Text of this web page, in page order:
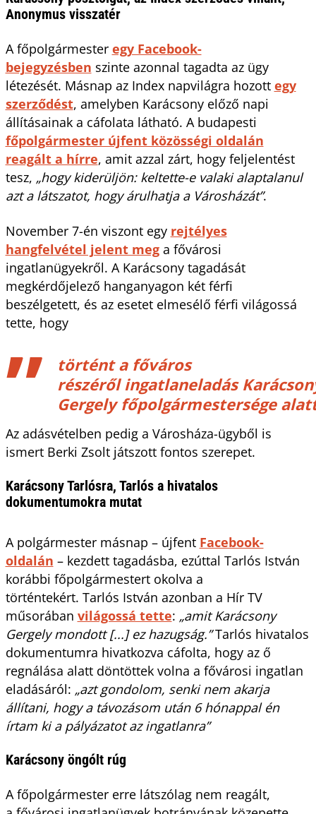
Anonymus visszatér
A főpolgármester egy Facebook-
bejegyzésben szinte azonnal tagadta az ügy
létezését. Másnap az Index napvilágra hozott egy
szerződést, amelyben Karácsony előző napi
állításainak a cáfolata látható. A budapesti
főpolgármester újfent közösségi oldalán
reagált a hírre, amit azzal zárt, hogy feljelentést
tesz, „hogy kiderüljön: keltette-e valaki alaptalanul
azt a látszatot, hogy árulhatja a Városházát”.
November 7-én viszont egy rejtélyes
hangfelvétel jelent mega fővárosi
ingatlanügyekről. A Karácsony tagadását
megkérdőjelező hanganyagon két férfi
beszélgetett, és az esetet elmesélő férfi világossá
tette, hogy
történt a főváros
részéről ingatlaneladás
Gergely főpolgármestersége
Az adásvételben pedig a Városháza-ügyből is
ismert Berki Zsolt játszott fontos szerepet.
Karácsony Tarlósra, Tarlós a hivatalos
dokumentumokra mutat
A polgármester másnap – újfent Facebook-
oldalán – kezdett tagadásba, ezúttal Tarlós István
korábbi főpolgármestert okolva a
történtekért. Tarlós István azonban a Hír TV
műsorában világossá tette: „amit Karácsony
Gergely mondott [...] ez hazugság.”Tarlós hivatalos
dokumentumra hivatkozva cáfolta, hogy az ő
regnálása alatt döntöttek volna a fővárosi ingatlan
eladásáról: „azt gondolom, senki nem akarja
állítani, hogy a távozásom után 6 hónappal én
írtam ki a pályázatot az ingatlanra”
Karácsony öngólt rúg
A főpolgármester erre látszólag nem reagált,